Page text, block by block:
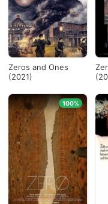
Zeros and Ones
(2021)
100%